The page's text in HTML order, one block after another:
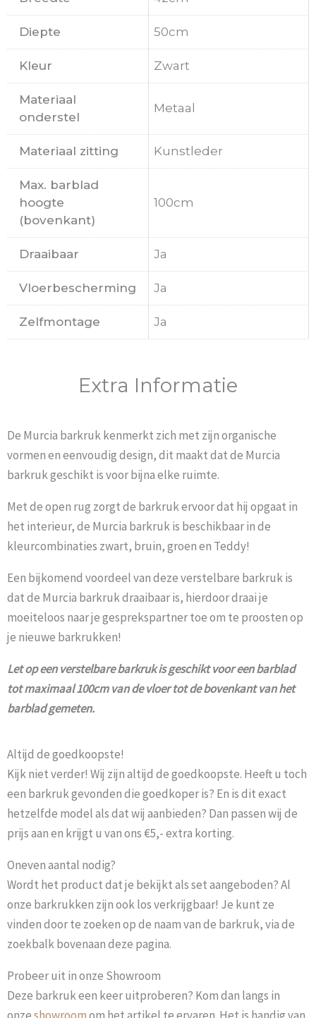
Diepte 50cm
Kleur Zwart
Materiaal
onderstel
Metaal
Materiaal zitting Kunstleder
Max. barblad
hoogte
(bovenkant)
100cm
Draaibaar Ja
Vloerbescherming Ja
Zelfmontage Ja
Extra Informatie
De Murcia barkruk kenmerkt zich met zijn organische
vormen en eenvoudig design, dit maakt dat de Murcia
barkruk geschikt is voor bijna elke ruimte.
Met de open rug zorgt de barkruk ervoor dat hij opgaat in
het interieur, de Murcia barkruk is beschikbaar in de
kleurcombinaties zwart, bruin, groen en Teddy!
Een bijkomend voordeel van deze verstelbare barkruk is
dat de Murcia barkruk draaibaar is, hierdoor draai je
moeiteloos naar je gesprekspartner toe om te proosten op
je nieuwe barkrukken!
Let op een verstelbare barkruk is geschikt voor een barblad
tot maximaal 100cm van de vloer tot de bovenkant van het
barblad gemeten.
Altijd de goedkoopste!
Kijk niet verder! Wij zijn altijd de goedkoopste. Heeft u toch
een barkruk gevonden die goedkoper is? En is dit exact
hetzelfde model als dat wij aanbieden? Dan passen wij de
prijs aan en krijgt u van ons €5,- extra korting.
Oneven aantal nodig?
Wordt het product dat je bekijkt als set aangeboden? Al
onze barkrukken zijn ook los verkrijgbaar! Je kunt ze
vinden door te zoeken op de naam van de barkruk, via de
zoekbalk bovenaan deze pagina.
Probeer uit in onze Showroom
Deze barkruk een keer uitproberen? Kom dan langs in